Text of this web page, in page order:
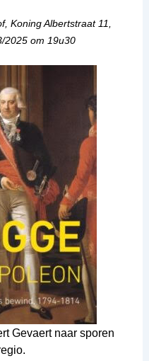
Koning Albertstraat 11,
2025 om 19u30
Gevaert naar sporen